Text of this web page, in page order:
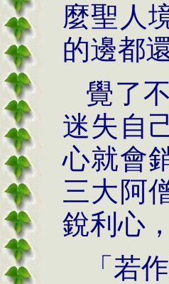
麼聖人
的邊都
覺了
迷失自
心就會
三大阿
銳利心
「若